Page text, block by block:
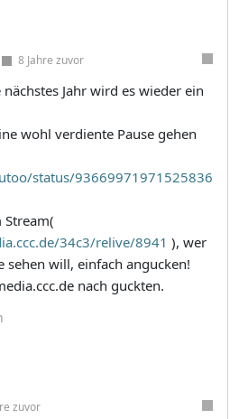
8 Jahre zuvor
Jahr wird es wieder ein
wohl verdiente Pause gehen
status/93669971971525836
Stream(
34c3/relive/8941 ), wer
sehen will, einfach angucken!
nach guckten.
zuvor